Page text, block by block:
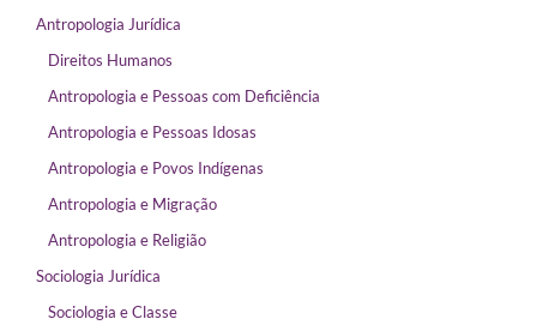
Antropologia Jurídica
Direitos Humanos
Antropologia e Pessoas com Deficiência
Antropologia e Pessoas Idosas
Antropologia e Povos Indígenas
Antropologia e Migração
Antropologia e Religião
Sociologia Jurídica
Sociologia e Classe